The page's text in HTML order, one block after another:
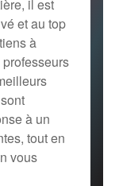
il est
et au top
à
à un
tout en
vous